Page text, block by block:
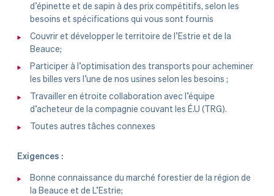
d’épinette et de sapin à des prix compétitifs, selon les
besoins et spécifications qui vous sont fournis
Couvrir et développer le territoire de l’Estrie et de la
Beauce;
Participer à l’optimisation des transports pour acheminer
les billes vers l’une de nos usines selon les besoins ;
Travailler en étroite collaboration avec l’équipe
d’acheteur de la compagnie couvant les É.U (TRG).
Toutes autres tâches connexes
Exigences :
Bonne connaissance du marché forestier de la région de
la Beauce et de L’Estrie;